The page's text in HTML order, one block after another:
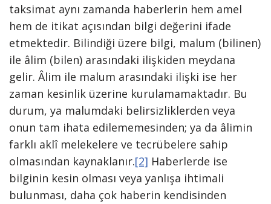
taksimat aynı zamanda haberlerin hem amel
hem de itikat açısından bilgi değerini ifade
etmektedir. Bilindiği üzere bilgi, malum (bilinen)
ile âlim (bilen) arasındaki ilişkiden meydana
gelir. Âlim ile malum arasındaki ilişki ise her
zaman kesinlik üzerine kurulamamaktadır. Bu
durum, ya malumdaki belirsizliklerden veya
onun tam ihata edilememesinden; ya da âlimin
farklı aklî melekelere ve tecrübelere sahip
olmasından kaynaklanır.[2] Haberlerde ise
bilginin kesin olması veya yanlışa ihtimali
bulunması, daha çok haberin kendisinden